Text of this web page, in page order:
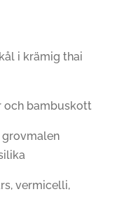
i krämig thai
och bambuskott
vermicelli,